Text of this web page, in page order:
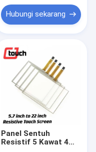
Hubungi sekarang
Panel Sentuh
Resistif 5 Kawat 4